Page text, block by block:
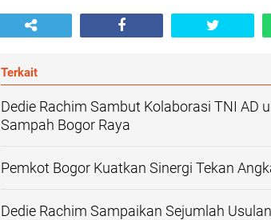
Terkait
Dedie Rachim Sambut Kolaborasi TNI AD
Sampah Bogor Raya
Pemkot Bogor Kuatkan Sinergi Tekan
Dedie Rachim Sampaikan Sejumlah